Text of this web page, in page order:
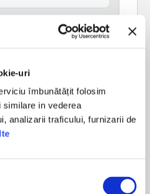
uri
îmbunătățit folosim
in vederea
analizarii traficului, furnizarii de